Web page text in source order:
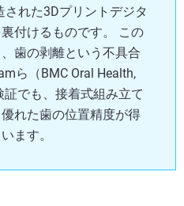
れた3Dプリントデジタ
付けるものです。 この
歯の剥離という不具合
ら（BMC Oral Health,
でも、接着式組み立て
れた歯の位置精度が得
ます。